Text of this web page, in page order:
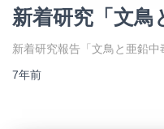
新着研究「文鳥
新着研究報告「文鳥と亜鉛中
7年前